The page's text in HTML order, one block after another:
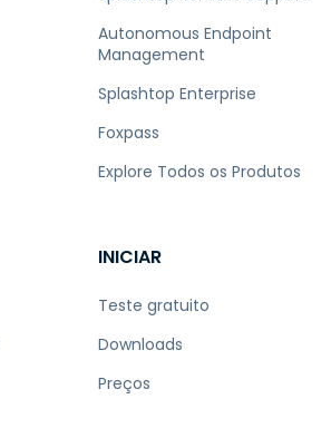
Autonomous Endpoint
Management
Splashtop Enterprise
Foxpass
Explore Todos os Produtos
INICIAR
Teste gratuito
Downloads
Preços